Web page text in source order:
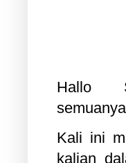
Hallo
Kali ini
kalian